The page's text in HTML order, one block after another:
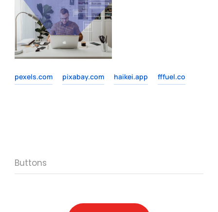
pexels.com pixabay.com haikei.app fffuel.co
Buttons